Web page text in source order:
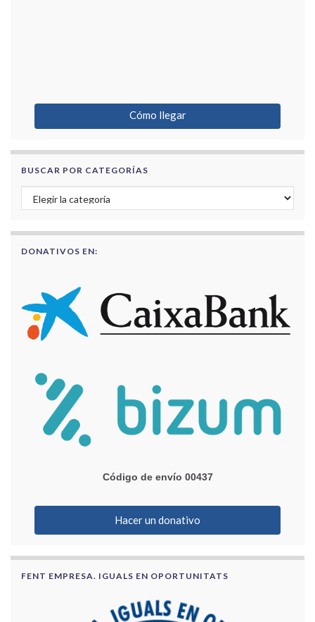
Cómo llegar
BUSCAR POR CATEGORÍAS
Buscar por categorías
DONATIVOS EN:
Código de envío 00437
Hacer un donativo
FENT EMPRESA. IGUALS EN OPORTUNITATS